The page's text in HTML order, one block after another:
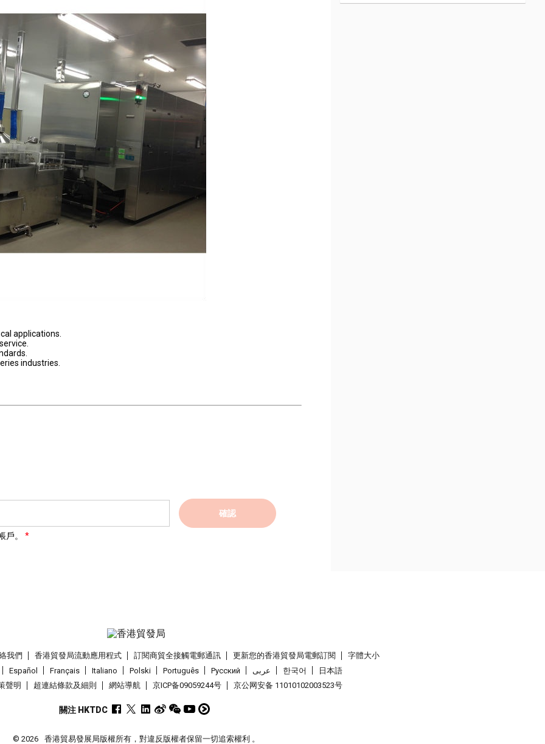
applications.
industries.
確認
。
我們 香港貿發局流動應用程式 訂閱商貿全接觸電郵通訊 更新您的香港貿發局電郵訂閱
字體大小
Español
Français Italiano Polski Português Pусский عربى 한국어
日本語
聲明
超連結條款及細則 網站導航 京ICP备09059244号 京公网安备 11010102003523号
關注 HKTDC
© 2026 香港貿易發展局版權所有，對違反版權者保留一切追索權利 。